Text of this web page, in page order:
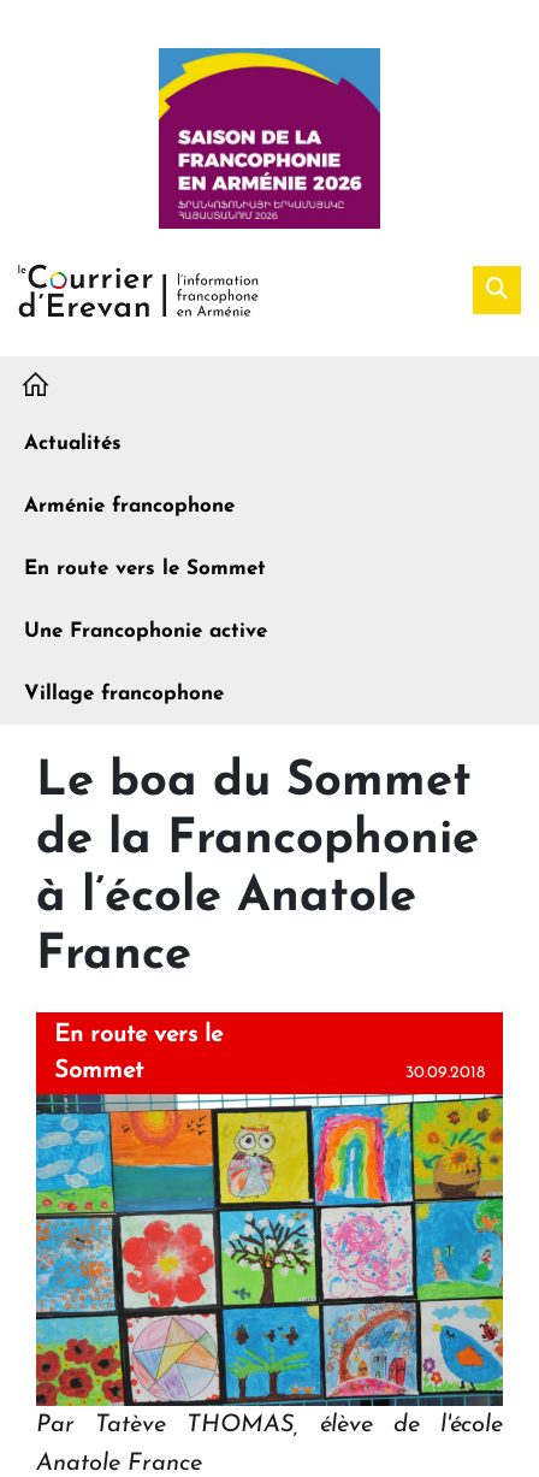
H
Actualités
Arménie francophone
En route vers le Sommet
Une Francophonie active
Village francophone
Le boa du Sommet
de la Francophonie
à l’école Anatole
France
En route vers le
Sommet
30.09.2018
Par Tatève THOMAS, élève de l'école
Anatole France